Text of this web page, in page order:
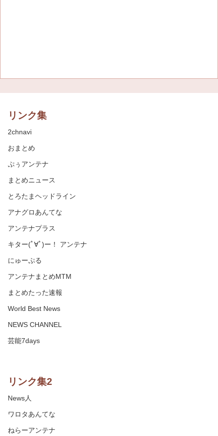
リンク集
2chnavi
おまとめ
ぷぅアンテナ
まとめニュース
とろたまヘッドライン
アナグロあんてな
アンテナプラス
キター(ﾟ∀ﾟ)ー！ アンテナ
にゅーぷる
アンテナまとめMTM
まとめたった速報
World Best News
NEWS CHANNEL
芸能7days
リンク集2
News人
ワロタあんてな
ねらーアンテナ